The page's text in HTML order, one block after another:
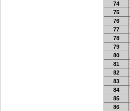
74
75
76
77
78
79
80
81
82
83
84
85
86